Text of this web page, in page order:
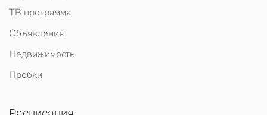
ТВ программа
Объявления
Недвижимость
Пробки